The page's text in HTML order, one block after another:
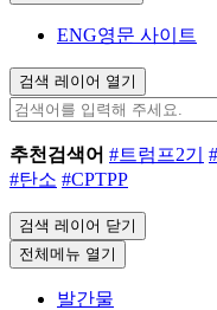
ENG영문 사이트
검색 레이어 열기
추천검색어 #트럼프2기
#탄소 #CPTPP
검색 레이어 닫기
전체메뉴 열기
발간물